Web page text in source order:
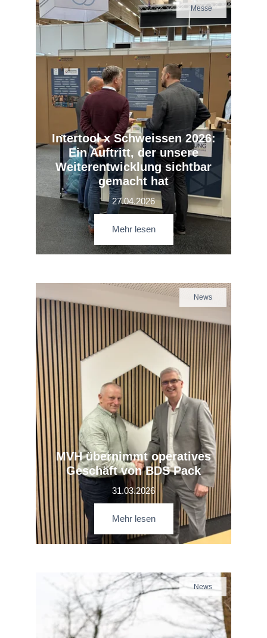
Messe
Intertool x Schweissen 2026:
Ein Auftritt, der unsere
Weiterentwicklung sichtbar
gemacht hat
27.04.2026
Mehr lesen
News
MVH übernimmt operatives
Geschäft von BDS Pack
31.03.2026
Mehr lesen
News